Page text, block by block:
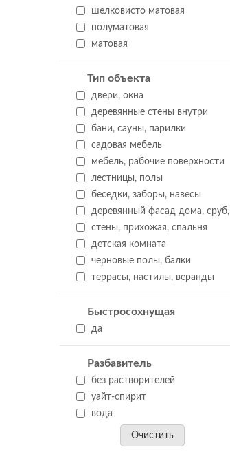
шелковисто матовая
полуматовая
матовая
Тип объекта
двери, окна
деревянные стены внутри
бани, сауны, парилки
садовая мебель
мебель, рабочие поверхности
лестницы, полы
беседки, заборы, навесы
деревянный фасад дома, сруб,
стены, прихожая, спальня
детская комната
черновые полы, балки
террасы, настилы, веранды
Быстросохнущая
да
Разбавитель
без растворителей
уайт-спирит
вода
Очистить